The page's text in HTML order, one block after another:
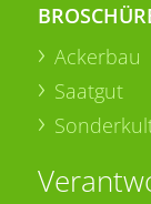
Ackerbau
Saatgut